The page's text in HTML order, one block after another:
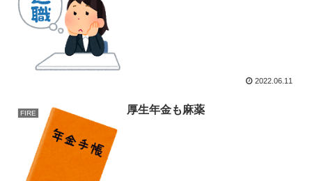
2022.06.11
FIRE 厚生年金も麻薬